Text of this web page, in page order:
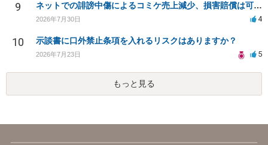
9 ネットでの誹謗中傷によるコミケ売上減少、損害賠償は可能か？
2026年7月30日 4
10 示談書に口外禁止条項を入れるリスクはありますか？
2026年7月23日 5
もっと見る